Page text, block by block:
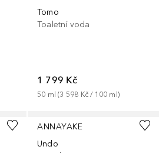
Tomo
Toaletní voda
1 799 Kč
50 ml (3 598 Kč / 100 ml)
ANNAYAKE
Undo